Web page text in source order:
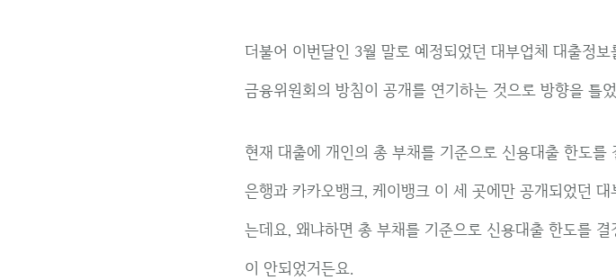
더불어 이번달인 3월 말로 예정되었던 대부업체 대출정
금융위원회의 방침이 공개를 연기하는 것으로 방향을 틀
현재 대출에 개인의 총 부채를 기준으로 신용대출 한도
은행과 카카오뱅크, 케이뱅크 이 세 곳에만 공개되었던
는데요, 왜냐하면 총 부채를 기준으로 신용대출 한도를
이 안되었거든요.